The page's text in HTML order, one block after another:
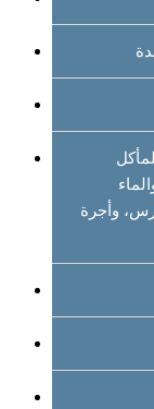
وأجرة